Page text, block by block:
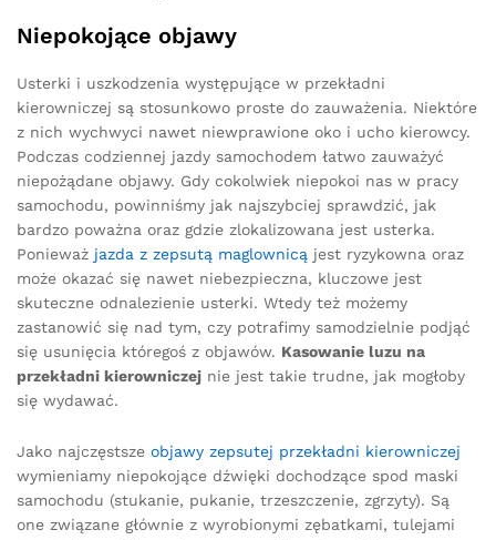
Niepokojące objawy
Usterki i uszkodzenia występujące w przekładni
kierowniczej są stosunkowo proste do zauważenia. Niektóre
z nich wychwyci nawet niewprawione oko i ucho kierowcy.
Podczas codziennej jazdy samochodem łatwo zauważyć
niepożądane objawy. Gdy cokolwiek niepokoi nas w pracy
samochodu, powinniśmy jak najszybciej sprawdzić, jak
bardzo poważna oraz gdzie zlokalizowana jest usterka.
Ponieważ jazda z zepsutą maglownicą jest ryzykowna oraz
może okazać się nawet niebezpieczna, kluczowe jest
skuteczne odnalezienie usterki. Wtedy też możemy
zastanowić się nad tym, czy potrafimy samodzielnie podjąć
się usunięcia któregoś z objawów. Kasowanie luzu na
przekładni kierowniczej nie jest takie trudne, jak mogłoby
się wydawać.
Jako najczęstsze objawy zepsutej przekładni kierowniczej
wymieniamy niepokojące dźwięki dochodzące spod maski
samochodu (stukanie, pukanie, trzeszczenie, zgrzyty). Są
one związane głównie z wyrobionymi zębatkami, tulejami